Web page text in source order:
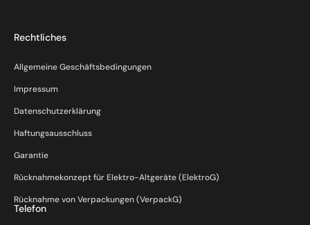
Rechtliches
Allgemeine Geschäftsbedingungen
Impressum
Datenschutzerklärung
Haftungsausschluss
Garantie
Rücknahmekonzept für Elektro-Altgeräte (ElektroG)
Rücknahme von Verpackungen (VerpackG)
Telefon